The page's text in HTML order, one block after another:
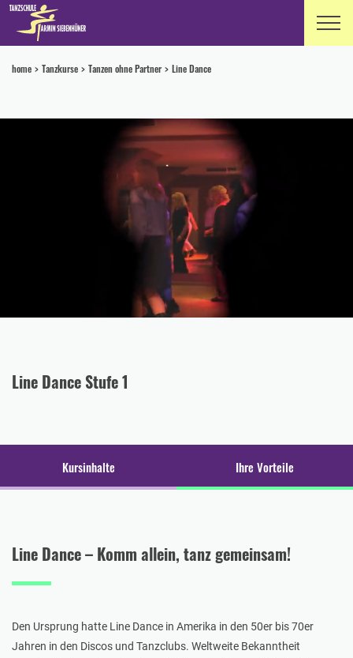
home Tanzkurse Tanzen ohne Partner Line Dance
Line Dance Stufe 1
Kursinhalte Ihre Vorteile
Line Dance – Komm allein, tanz gemeinsam!
Den Ursprung hatte Line Dance in Amerika in den 50er bis 70er
Jahren in den Discos und Tanzclubs. Weltweite Bekanntheit